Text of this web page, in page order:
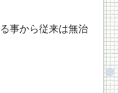
事から従来は無治